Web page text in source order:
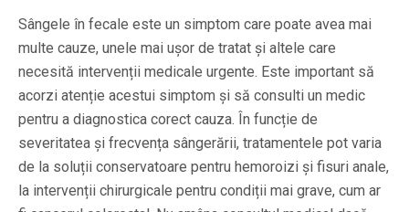
Sângele în fecale este un simptom care poate avea mai
multe cauze, unele mai ușor de tratat și altele care
necesită intervenții medicale urgente. Este important să
acorzi atenție acestui simptom și să consulti un medic
pentru a diagnostica corect cauza. În funcție de
severitatea și frecvența sângerării, tratamentele pot varia
de la soluții conservatoare pentru hemoroizi și fisuri anale,
la intervenții chirurgicale pentru condiții mai grave, cum ar